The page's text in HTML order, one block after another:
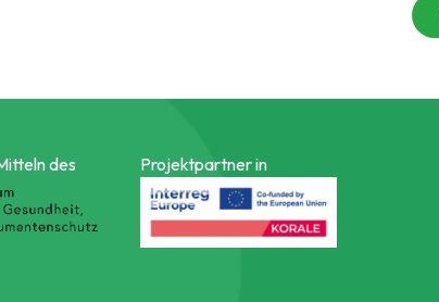
des Projektpartner in